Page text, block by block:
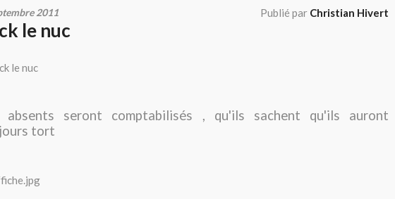
2011 Publié par Christian Hivert
le nuc
absents seront comptabilisés , qu'ils sachent qu'ils auront
tort